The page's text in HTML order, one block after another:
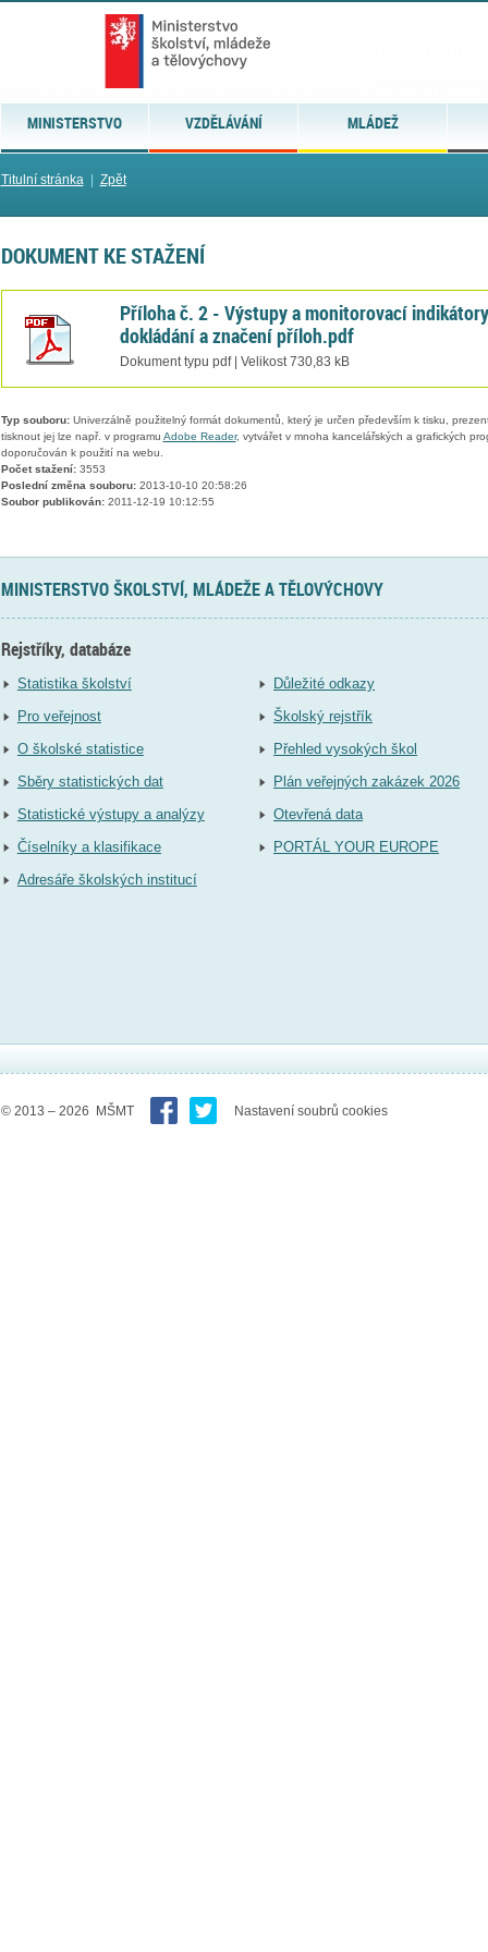
MINISTERSTVO VZDĚLÁVÁNÍ MLÁDEŽ
Titulní stránka| Zpět
DOKUMENT KE STAŽENÍ
Příloha č. 2 - Výstupy a monitorovací
dokládání a značení příloh.pdf
Dokument typu pdf | Velikost 730,83 kB
Typ souboru:Univerzálně použitelný formát dokumentů, který je určen především k tisku,
tisknout jej lze např. v programu Adobe Reader, vytvářet v mnoha kancelářských a grafických
doporučován k použití na webu.
Počet stažení:3553
Poslední změna souboru:2013-10-10 20:58:26
Soubor publikován:2011-12-19 10:12:55
MINISTERSTVO ŠKOLSTVÍ, MLÁDEŽE A TĚLOVÝCHOVY
Rejstříky, databáze
Statistika školství
Pro veřejnost
O školské statistice
Sběry statistických dat
Statistické výstupy a analýzy
Číselníky a klasifikace
Adresáře školských institucí
Důležité odkazy
Školský rejstřík
Přehled vysokých škol
Plán veřejných zakázek 2026
Otevřená data
PORTÁL YOUR EUROPE
© 2013 – 2026 MŠMT Nastavení soubrů cookies